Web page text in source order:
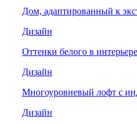
Дом, адаптированный к
Дизайн
Оттенки белого в
Дизайн
Многоуровневый лофт с
Дизайн